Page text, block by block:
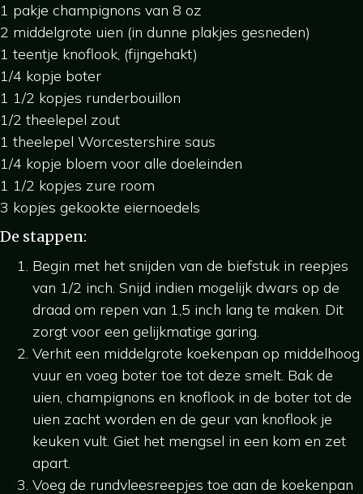
1 pakje champignons van 8 oz
2 middelgrote uien (in dunne plakjes gesneden)
1 teentje knoflook, (fijngehakt)
1/4 kopje boter
1 1/2 kopjes runderbouillon
1/2 theelepel zout
1 theelepel Worcestershire saus
1/4 kopje bloem voor alle doeleinden
1 1/2 kopjes zure room
3 kopjes gekookte eiernoedels
De stappen:
Begin met het snijden van de biefstuk in reepjes
van 1/2 inch. Snijd indien mogelijk dwars op de
draad om repen van 1,5 inch lang te maken. Dit
zorgt voor een gelijkmatige garing.
Verhit een middelgrote koekenpan op middelhoog
vuur en voeg boter toe tot deze smelt. Bak de
uien, champignons en knoflook in de boter tot de
uien zacht worden en de geur van knoflook je
keuken vult. Giet het mengsel in een kom en zet
apart.
Voeg de rundvleesreepjes toe aan de koekenpan